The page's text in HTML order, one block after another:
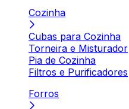
Cozinha
Cubas para Cozinha
Torneira e Misturador
Pia de Cozinha
Filtros e Purificadores
Forros